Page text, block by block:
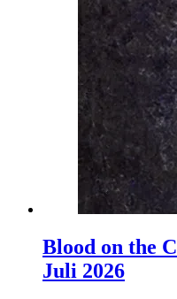
Blood on the
Juli 2026